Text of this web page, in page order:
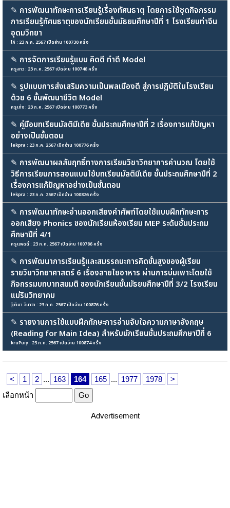
✎ การพัฒนาทักษะการเรียนรู้เรื่องทัศนธาตุ โดยการใช้ชุดกิจกรรม
การเรียนรู้ทัศนธาตุของนักเรียนชั้นมัธยมศึกษาปีที่ 1 โรงเรียนท่าจีน
อุดมวิทยา
ไก่ : 23 ก.ค. 2567 เปิดอ่าน 100730 ครั้ง
✎ การจัดการเรียนรู้แบบ คิดดี ทำดี Model
ครูสาว : 23 ก.ค. 2567 เปิดอ่าน 100746 ครั้ง
✎ รูปแบบการส่งเสริมความเป็นพลเมืองดี สู่การปฏิบัติในโรงเรียน
ด้วย 6 ขั้นพัฒนาชีวิต Model
ครูเก่ง : 23 ก.ค. 2567 เปิดอ่าน 100773 ครั้ง
✎ คู่มือบทเรียนมัลติมีเดีย ชั้นประถมศึกษาปีที่ 2 เรื่องการแก้ปัญหา
อย่างเป็นขั้นตอน
lekpra : 23 ก.ค. 2567 เปิดอ่าน 100776 ครั้ง
✎ การพัฒนาผลสัมฤทธิ์ทางการเรียนวิชาวิทยาการคำนวณ โดยใช้
วิธีการเรียนการสอนแบบใช้บทเรียนมัลติมีเดีย ชั้นประถมศึกษาปีที่ 2
เรื่องการแก้ปัญหาอย่างเป็นขั้นตอน
lekpra : 23 ก.ค. 2567 เปิดอ่าน 100826 ครั้ง
✎ การพัฒนาทักษะอ่านออกเสียงคำศัพท์โดยใช้แบบฝึกทักษะการ
ออกเสียง Phonics ของนักเรียนห้องเรียน MEP ระดับชั้นประถม
ศึกษาปีที่ 4/1
ครูแพดดี้ : 23 ก.ค. 2567 เปิดอ่าน 100786 ครั้ง
✎ การพัฒนาการเรียนรู้และสมรรถนะการคิดขั้นสูงของผู้เรียน
รายวิชาวิทยาศาสตร์ 6 เรื่องสายใยอาหาร ผ่านการบ่มเพาะโดยใช้
กิจกรรมบทบาทสมมติ ของนักเรียนชั้นมัธยมศึกษาปีที่ 3/2 โรงเรียน
แม่ริมวิทยาคม
ฐิติมา จินาวา : 23 ก.ค. 2567 เปิดอ่าน 100876 ครั้ง
✎ รายงานการใช้แบบฝึกทักษะการอ่านจับใจความภาษาอังกฤษ
(Reading for Main Idea) สำหรับนักเรียนชั้นประถมศึกษาปีที่ 6
kruPuiy : 23 ก.ค. 2567 เปิดอ่าน 100874 ครั้ง
< 1 2 ... 163 164 165 ... 1977 1978
>
เลือกหน้า
Advertisement